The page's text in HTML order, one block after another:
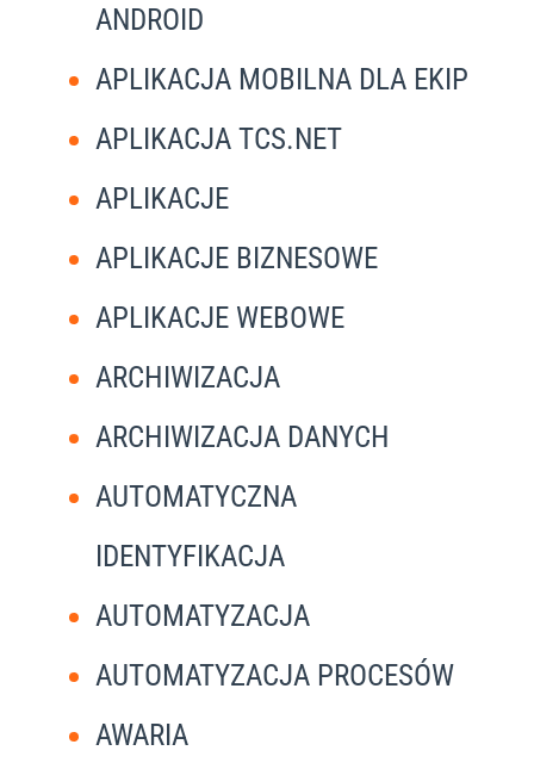
ANDROID
APLIKACJA MOBILNA DLA EKIP
APLIKACJA TCS.NET
APLIKACJE
APLIKACJE BIZNESOWE
APLIKACJE WEBOWE
ARCHIWIZACJA
ARCHIWIZACJA DANYCH
AUTOMATYCZNA
IDENTYFIKACJA
AUTOMATYZACJA
AUTOMATYZACJA PROCESÓW
AWARIA